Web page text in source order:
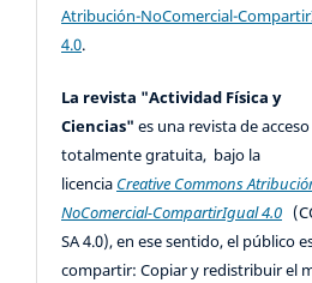
Atribución-NoComercial-
4.0.
La revista "Actividad Física y
Ciencias"es una revista de
totalmente gratuita, bajo la
licencia Creative Commons
NoComercial-CompartirIgual 4.0
SA 4.0), en ese sentido, el público
compartir: Copiar y redistribuir el